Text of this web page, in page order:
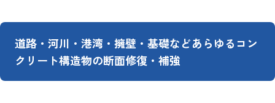
道路・河川・港湾・擁壁・基礎などあらゆるコン
クリート構造物の断面修復・補強